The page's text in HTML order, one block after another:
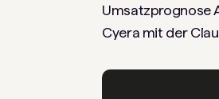
Umsatzprognose
Cyera mit der